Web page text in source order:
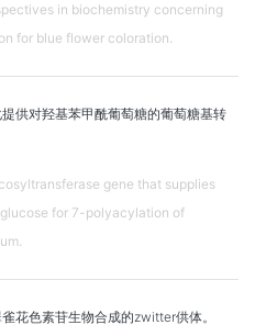
in biochemistry concerning
for blue flower coloration.
供对羟基苯甲酰葡萄糖的葡萄糖基转
gene that supplies
for 7-polyacylation of
花色素苷生物合成的zwitter供体。